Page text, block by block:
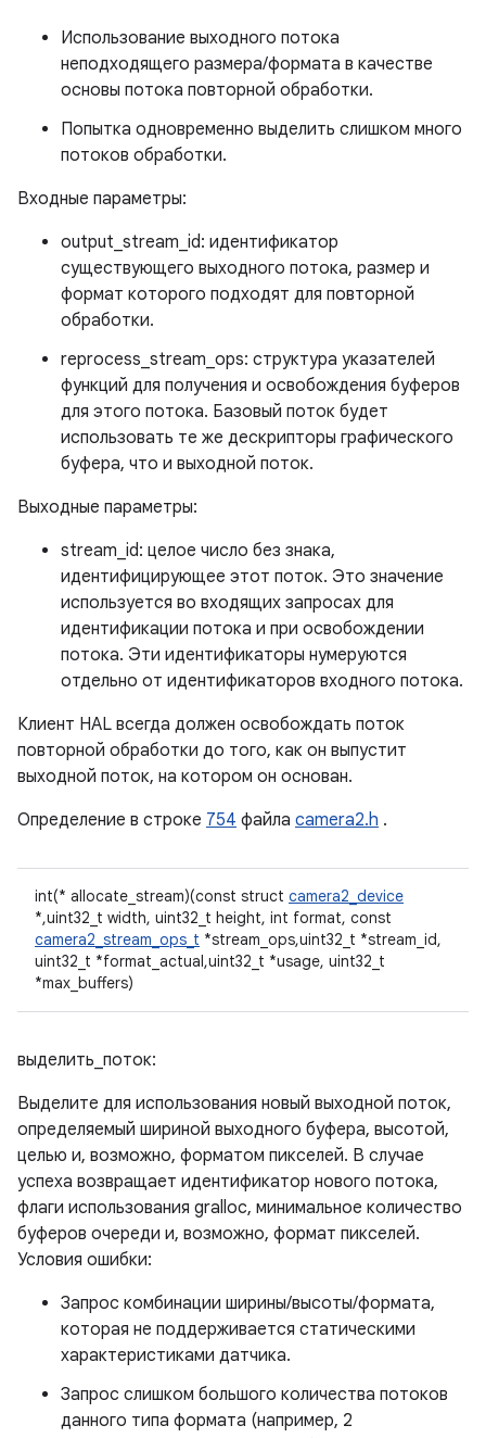
Использование выходного потока
неподходящего размера/формата в качестве
основы потока повторной обработки.
Попытка одновременно выделить слишком много
потоков обработки.
Входные параметры:
output_stream_id: идентификатор
существующего выходного потока, размер и
формат которого подходят для повторной
обработки.
reprocess_stream_ops: структура указателей
функций для получения и освобождения буферов
для этого потока. Базовый поток будет
использовать те же дескрипторы графического
буфера, что и выходной поток.
Выходные параметры:
stream_id: целое число без знака,
идентифицирующее этот поток. Это значение
используется во входящих запросах для
идентификации потока и при освобождении
потока. Эти идентификаторы нумеруются
отдельно от идентификаторов входного потока.
Клиент HAL всегда должен освобождать поток
повторной обработки до того, как он выпустит
выходной поток, на котором он основан.
Определение в строке 754 файла camera2.h .
int(* allocate_stream)(const struct camera2_device
*,uint32_t width, uint32_t height, int format, const
camera2_stream_ops_t *stream_ops,uint32_t *stream_id,
uint32_t *format_actual,uint32_t *usage, uint32_t
*max_buffers)
выделить_поток:
Выделите для использования новый выходной поток,
определяемый шириной выходного буфера, высотой,
целью и, возможно, форматом пикселей. В случае
успеха возвращает идентификатор нового потока,
флаги использования gralloc, минимальное количество
буферов очереди и, возможно, формат пикселей.
Условия ошибки:
Запрос комбинации ширины/высоты/формата,
которая не поддерживается статическими
характеристиками датчика.
Запрос слишком большого количества потоков
данного типа формата (например, 2